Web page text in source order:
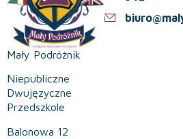
Mały Podróżnik
Niepubliczne
Dwujęzyczne
Przedszkole
Balonowa 12